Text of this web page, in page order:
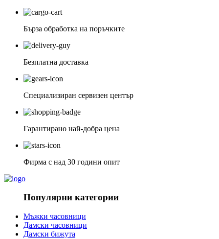
Бърза обработка на поръчките
Безплатна доставка
Специализиран сервизен център
Гарантирано най-добра цена
Фирма с над 30 години опит
Популярни категории
Мъжки часовници
Дамски часовници
Дамски бижута